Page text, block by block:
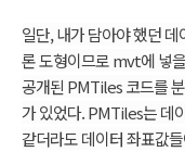
일단, 내가 담아야 했던
론 도형이므로 mvt에 넣
공개된 PMTiles 코드를
가 있었다. PMTiles는 데
같더라도 데이터 좌표값